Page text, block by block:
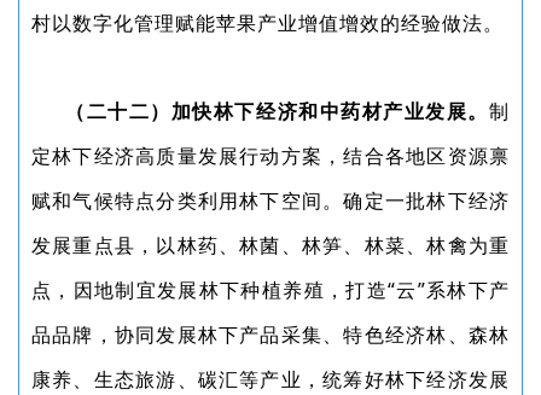
村以数字化管理赋能苹果产业增值增效的经验做法。
（二十二）加快林下经济和中药材产业发展。 制
定林下经济高质量发展行动方案，结合各地区资源禀
赋和气候特点分类利用林下空间。确定一批林下经济
发展重点县，以林药、林菌、林笋、林菜、林禽为重
点，因地制宜发展林下种植养殖，打造“云”系林下产
品品牌，协同发展林下产品采集、特色经济林、森林
康养、生态旅游、碳汇等产业，统筹好林下经济发展